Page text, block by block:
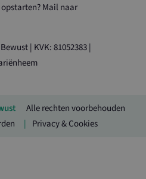
Mail naar
| KVK: 81052383 |
Alle rechten voorbehouden
Privacy & Cookies